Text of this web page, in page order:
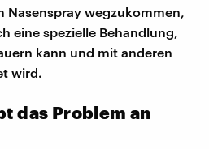
Nasenspray wegzukommen,
eine spezielle Behandlung,
kann und mit anderen
wird.
das Problem an